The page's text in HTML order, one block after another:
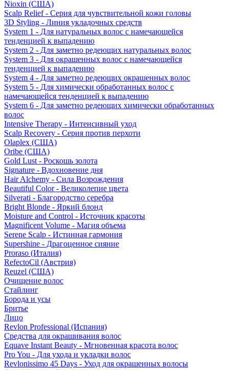
Nioxin (США)
Scalp Relief - Серия для чувствительной кожи головы
3D Styling - Линия укладочных средств
System 1 - Для натуральных волос с намечающейся
тенденцией к выпадению
System 2 - Для заметно редеющих натуральных волос
System 3 - Для окрашенных волос с намечающейся
тенденцией к выпадению
System 4 - Для заметно редеющих окрашенных волос
System 5 - Для химически обработанных волос с
намечающейся тенденцией к выпадению
System 6 - Для заметно редеющих химически обработанных
волос
Intensive Therapy - Интенсивный уход
Scalp Recovery - Серия против перхоти
Olaplex (США)
Oribe (США)
Gold Lust - Роскошь золота
Signature - Вдохновение дня
Hair Alchemy - Сила Возрождения
Beautiful Color - Великолепие цвета
Silverati - Благородство серебра
Bright Blonde - Яркий блонд
Moisture and Control - Источник красоты
Magnificent Volume - Магия объема
Serene Scalp - Истинная гармония
Supershine - Драгоценное сияние
Proraso (Италия)
RefectoCil (Австрия)
Reuzel (США)
Очищение волос
Стайлинг
Борода и усы
Бритье
Лицо
Revlon Professional (Испания)
Средства для окрашивания волос
Equave Instant Beauty - Мгновенная красота волос
Pro You - Для ухода и укладки волос
Revlonissimo 45 Days - Уход для окрашенных волосы